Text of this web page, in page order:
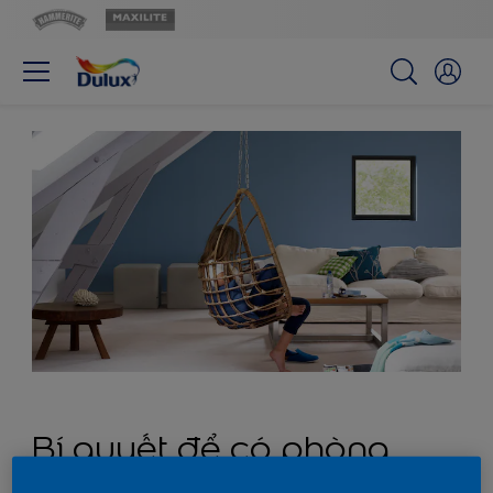
Bí quyết để có phòng